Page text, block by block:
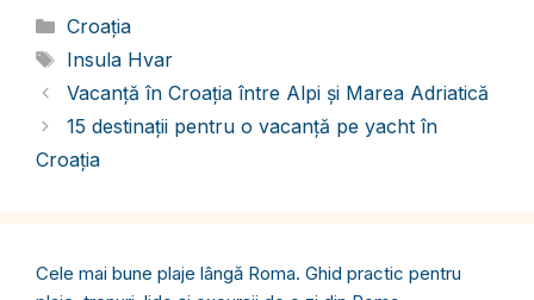
Categorii
Croația
Etichete
Insula Hvar
Vacanță în Croația între Alpi și Marea Adriatică
15 destinații pentru o vacanță pe yacht în
Croația
Cele mai bune plaje lângă Roma. Ghid practic pentru